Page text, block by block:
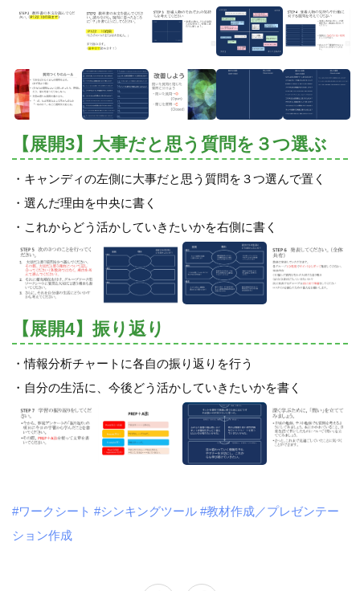
【展開3】大事だと思う質問を３つ選ぶ
・キャンディの左側に大事だと思う質問を３つ選んで置く
・選んだ理由を中央に書く
・これからどう活かしていきたいかを右側に書く
【展開4】振り返り
・情報分析チャートに各自の振り返りを行う
・自分の生活に、今後どう活かしていきたいかを書く
#ワークシート #シンキングツール #教材作成／プレゼンテー
ション作成